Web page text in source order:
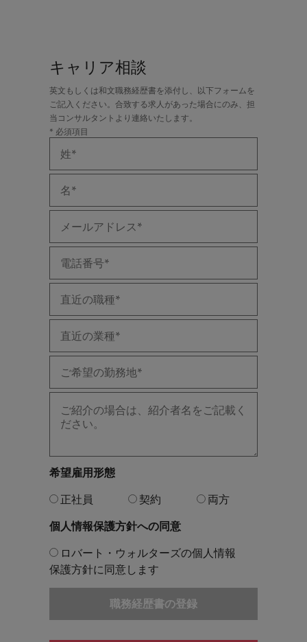
キャリア相談
英文もしくは和文職務経歴書を添付し、以下フォームを
ご記入ください。合致する求人があった場合にのみ、担
当コンサルタントより連絡いたします。
* 必須項目
希望雇用形態
正社員
契約
両方
個人情報保護方針への同意
ロバート・ウォルターズの個人情報
保護方針に同意します
職務経歴書の登録